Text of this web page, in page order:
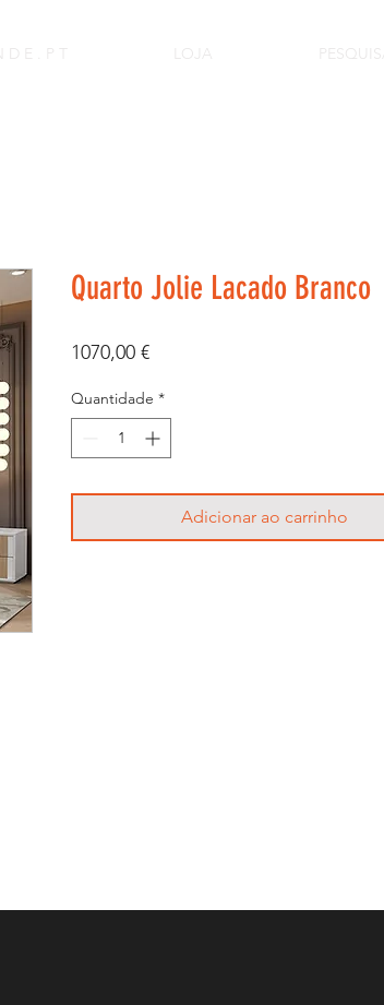
D E . P T PESQUISA
Quarto Jolie Lacado Branco
1070,00 €Preço
Quantidade *
Adicionar ao carrinho